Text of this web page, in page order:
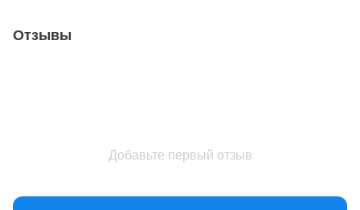
Отзывы
Добавьте первый отзыв